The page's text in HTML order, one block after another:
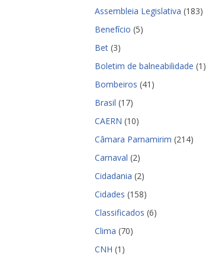
Assembleia Legislativa (183)
Benefício (5)
Bet (3)
Boletim de balneabilidade (1)
Bombeiros (41)
Brasil (17)
CAERN (10)
Câmara Parnamirim (214)
Carnaval (2)
Cidadania (2)
Cidades (158)
Classificados (6)
Clima (70)
CNH (1)